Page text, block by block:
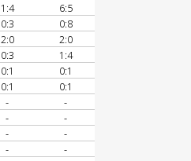
1:4
6:5
0:3
0:8
2:0
2:0
0:3
1:4
0:1
0:1
0:1
0:1
-
-
-
-
-
-
- -